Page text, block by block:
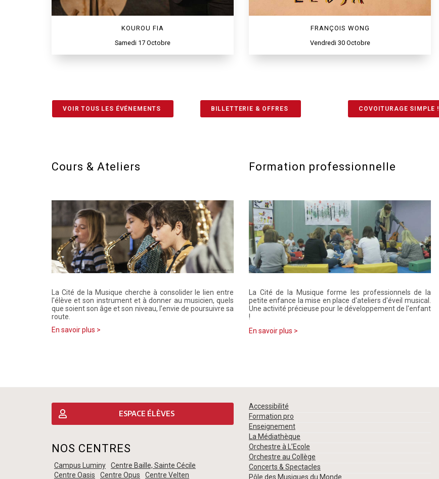
KOUROU FIA
Samedi 17 Octobre
FRANÇOIS WONG
Vendredi 30 Octobre
VOIR TOUS LES ÉVÉNEMENTS BILLETTERIE & OFFRES COVOITURAGE SIMPLE !
Cours & Ateliers
La Cité de la Musique cherche à consolider le lien entre
l'élève et son instrument et à donner au musicien, quels
que soient son âge et son niveau, l’envie de poursuivre sa
route.
En savoir plus >
Formation professionnelle
La Cité de la Musique forme les professionnels de la
petite enfance la mise en place d'ateliers d'éveil musical.
Une activité précieuse pour le développement de l'enfant
!
En savoir plus >
ESPACE ÉLÈVES
NOS CENTRES
Campus Luminy
Centre Baille, Sainte Cécile
Centre Oasis
Centre Opus Centre Velten
Accessibilité
Formation pro
Enseignement
La Médiathèque
Orchestre à L’Ecole
Orchestre au Collège
Concerts & Spectacles
Pôle des Musiques du Monde